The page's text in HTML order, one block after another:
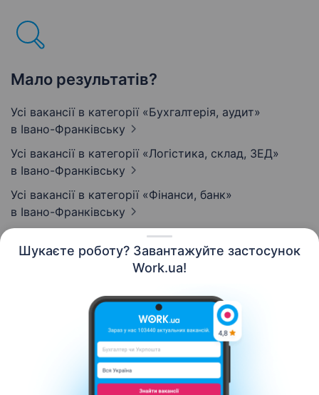
Шукаєте роботу? Завантажуйте застосунок
Work.ua!
Мало результатів?
Усі вакансії в категорії «Бухгалтерія, аудит»
в Івано-Франківську
Усі вакансії в категорії «Логістика, склад, ЗЕД»
в Івано-Франківську
Усі вакансії в категорії «Фінанси, банк»
в Івано-Франківську